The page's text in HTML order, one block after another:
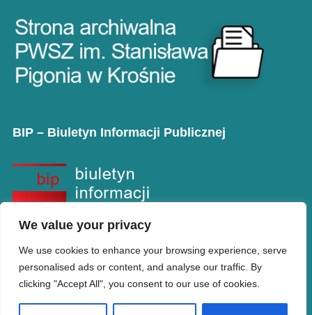
We value your privacy
We use cookies to enhance your browsing experience, serve
personalised ads or content, and analyse our traffic. By
clicking "Accept All", you consent to our use of cookies.
BIP – Biuletyn Informacji Publicznej
Copyright © PANS w Krośnie